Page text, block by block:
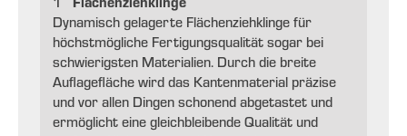
Dynamisch gelagerte Flächenziehklinge für
höchstmögliche Fertigungsqualität sogar bei
schwierigsten Materialien. Durch die breite
Auflagefläche wird das Kantenmaterial präzise
und vor allen Dingen schonend abgetastet und
ermöglicht eine gleichbleibende Qualität und